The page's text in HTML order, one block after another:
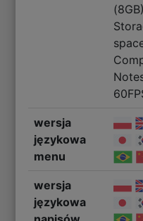
wersja
językowa
menu
wersja
językowa